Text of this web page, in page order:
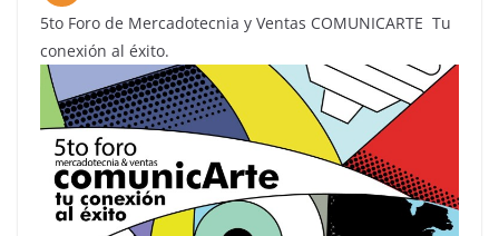
5to Foro de Mercadotecnia y Ventas COMUNICARTE Tu
conexión al éxito.